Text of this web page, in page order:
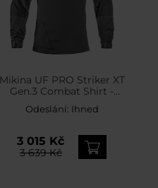
Mikina UF PRO Striker XT
Gen.3 Combat Shirt -
Steel Grey
Odeslání: Ihned
3 015 Kč
3 639 Kč